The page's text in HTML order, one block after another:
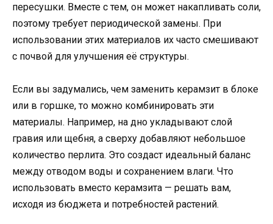
пересушки. Вместе с тем, он может накапливать соли,
поэтому требует периодической замены. При
использовании этих материалов их часто смешивают
с почвой для улучшения её структуры.
Если вы задумались, чем заменить керамзит в блоке
или в горшке, то можно комбинировать эти
материалы. Например, на дно укладывают слой
гравия или щебня, а сверху добавляют небольшое
количество перлита. Это создаст идеальный баланс
между отводом воды и сохранением влаги. Что
использовать вместо керамзита — решать вам,
исходя из бюджета и потребностей растений.